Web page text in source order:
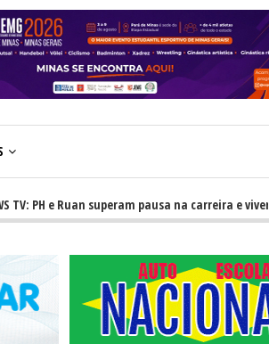
e Ruan superam pausa na carreira e vivem